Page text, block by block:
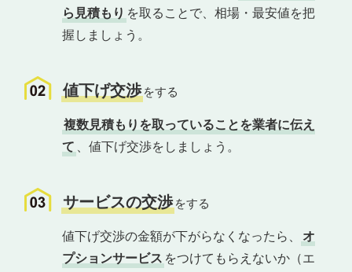
ら見積もり を取ることで、相場・最安値を把
握しましょう。
値下げ交渉 をする
複数見積もりを取っていることを業者に伝え
て
、値下げ交渉をしましょう。
サービスの交渉 をする
値下げ交渉の金額が下がらなくなったら、
オ
プションサービス をつけてもらえないか（エ